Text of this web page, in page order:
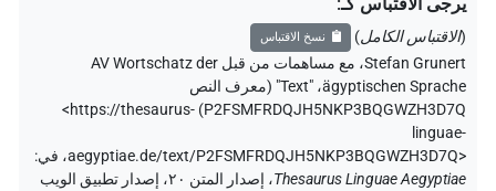
(الاقتباس الكامل) نسخ الاقتباس
Stefan Grunert، مع مساهمات من قبل AV Wortschatz der
ägyptischen Sprache، "Text" (
معرف النص
P2FSMFRDQJH5NKP3BQGWZH3D7Q
)
<https://thesaurus-
linguae-
aegyptiae.de/text/P2FSMFRDQJH5NKP3BQGWZH3D7Q>، في:
Thesaurus Linguae Aegyptiae،
إصدار المتن ٢٠، إصدار تطبيق الويب